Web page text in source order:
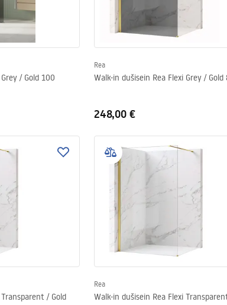
/ Gold 100
Rea
Walk-in dušisein Rea Flexi Grey / Gold
248,00 €
/ Gold
Rea
Walk-in dušisein Rea Flexi